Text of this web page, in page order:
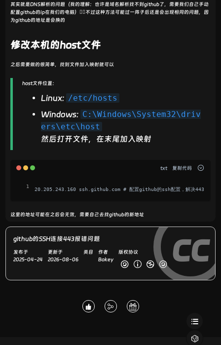
其实就是DNS解析的问题（我的理解：也许是域名解析找不到github了，需要我们自己手动
配置github的ip在我们的电脑）😵‍💫不过这种方法可能过一阵子后还是会出现相同的问题，因
为github的地址是会换的
修改本机的host文件
之后需要做的很简单，找到文件加入映射就可以
host文件位置：
Linux: /etc/hosts
Windows: C:\Windows\System32\driv
ers\etc\host
然后打开文件，在末尾加入映射
txt 复制代码
20.205.243.160 ssh.github.com # 配置github的ssh配置，解决443报错，不
这里的地址可能在之后会无效，需要自己去找github的新地址
github的SSH连接443报错问题
发布于
2025-04-24
更新于
2026-08-06
类目
作者
Bokey
版权协议 cc